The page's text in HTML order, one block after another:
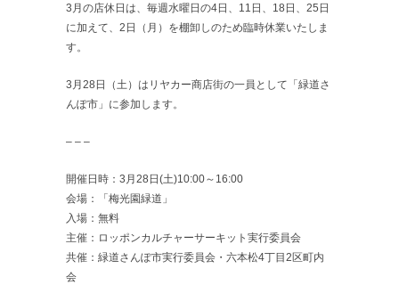
3月の店休日は、毎週水曜日の4日、11日、18日、25日
に加えて、 2日（月）を棚卸しのため臨時休業いたしま
す。
3月28日（土）はリヤカー商店街の一員として「緑道さ
んぽ市」に参加します。
– – –
開催日時：3月28日(土)10:00～16:00
会場：「梅光園緑道」
入場：無料
主催：ロッポンカルチャーサーキット実行委員会
共催：緑道さんぽ市実行委員会・六本松4丁目2区町内
会